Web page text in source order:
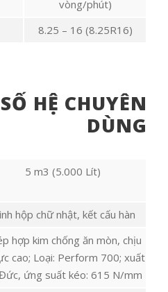
vòng/phút)
8.25 – 16 (8.25R16)
HỆ CHUYÊN
DÙNG
5 m3 (5.000 Lít)
hộp chữ nhật, kết cấu hàn
hợp kim chống ăn mòn, chịu
cao; Loại: Perform 700; xuất
ứng suất kéo: 615 N/mm